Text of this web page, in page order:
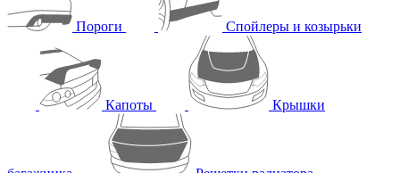
Пороги Спойлеры и козырьки
Капоты Крышки